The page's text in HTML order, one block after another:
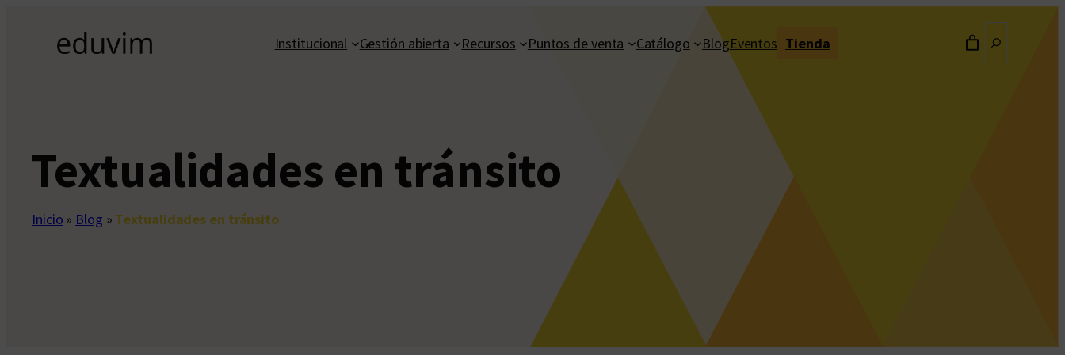
contenido
Institucional Gestión abierta Recursos Puntos de venta Catálogo BlogEventos Tienda
Textualidades en tránsito
Inicio » Blog » Textualidades en tránsito